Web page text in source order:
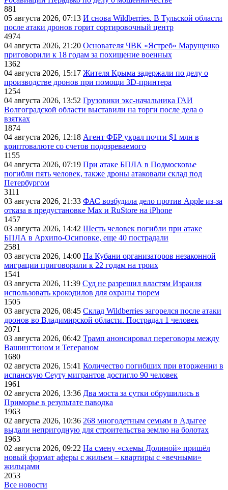
881
05 августа 2026, 07:13 И снова Wildberries. В Тульской области
после атаки дронов горит сортировочный центр
4974
04 августа 2026, 21:20 Основателя ЧВК «Ястреб» Марущенко
приговорили к 18 годам за похищение военных
1362
04 августа 2026, 15:17 Жителя Крыма задержали по делу о
производстве дронов при помощи 3D‑принтера
1254
04 августа 2026, 13:52 Грузовики экс-начальника ГАИ
Волгоградской области выставили на торги после дела о
взятках
1874
04 августа 2026, 12:18 Агент ФБР украл почти $1 млн в
криптовалюте со счетов подозреваемого
1155
04 августа 2026, 07:19 При атаке БПЛА в Подмосковье
погибли пять человек, также дроны атаковали склад под
Петербургом
3111
03 августа 2026, 21:33 ФАС возбудила дело против Apple из-за
отказа в предустановке Max и RuStore на iPhone
1457
03 августа 2026, 14:42 Шесть человек погибли при атаке
БПЛА в Архипо-Осиповке, еще 40 пострадали
2581
03 августа 2026, 14:00 На Кубани организаторов незаконной
миграции приговорили к 22 годам на троих
1541
03 августа 2026, 11:39 Суд не разрешил властям Израиля
использовать крокодилов для охраны тюрем
1505
03 августа 2026, 08:45 Склад Wildberries загорелся после атаки
дронов во Владимирской области. Пострадал 1 человек
2071
03 августа 2026, 06:42 Трамп анонсировал переговоры между
Вашингтоном и Тегераном
1680
02 августа 2026, 15:41 Количество погибших при вторжении в
испанскую Сеуту мигрантов достигло 90 человек
1961
02 августа 2026, 13:36 Два моста за сутки обрушились в
Приморье в результате паводка
1963
02 августа 2026, 10:36 268 многодетным семьям в Адыгее
выдали непригодную для строительства землю на болотах
1963
02 августа 2026, 09:22 На смену «схемы Долиной» пришёл
новый формат аферы с жильем – квартиры с «вечными»
жильцами
2053
Все новости